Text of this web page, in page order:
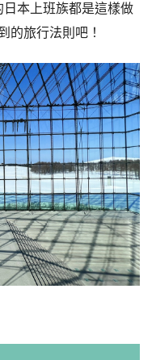
本上班族都是這樣做
的旅行法則吧！